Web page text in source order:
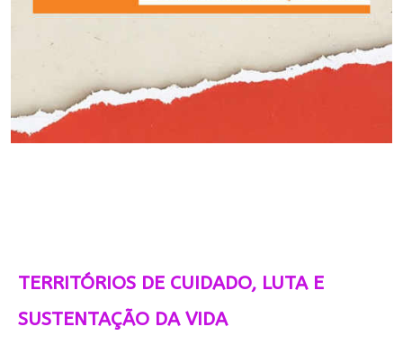
TERRITÓRIOS DE CUIDADO, LUTA E
SUSTENTAÇÃO DA VIDA